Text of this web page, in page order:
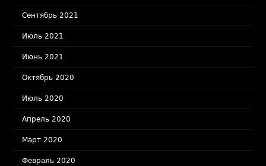
Сентябрь 2021
Июль 2021
Июнь 2021
Октябрь 2020
Июль 2020
Апрель 2020
Март 2020
Февраль 2020